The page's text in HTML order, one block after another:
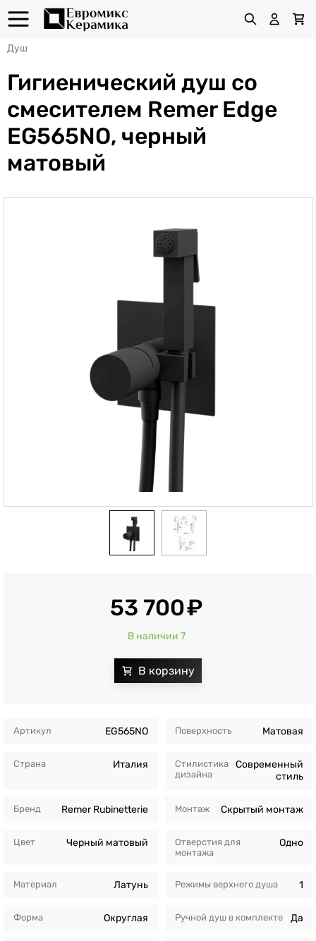
Душ
Гигиенический душ со
смесителем Remer Edge
EG565NO, черный
матовый
Артикул EG565NO
Страна Италия
Бренд Remer Rubinetterie
Цвет Черный матовый
Материал Латунь
Форма Округлая
Поверхность Матовая
Стилистика
дизайна
Современный
стиль
Монтаж Скрытый монтаж
Отверстия для
монтажа
Одно
Режимы верхнего душа 1
Ручной душ в комплекте Да
53 700
В наличии 7